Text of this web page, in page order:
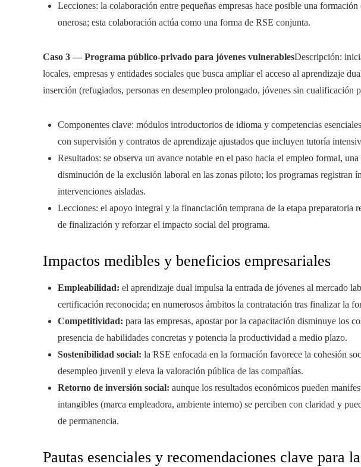
Lecciones: la colaboración entre pequeñas empresas hace posible una
onerosa; esta colaboración actúa como una forma de RSE conjunta.
Caso 3 — Programa público-privado para jóvenes vulnerablesDescripción:
locales, empresas y entidades sociales que busca ampliar el acceso al aprendizaje
inserción (refugiados, personas en desempleo prolongado, jóvenes sin cualificación
Componentes clave: módulos introductorios de idioma y competencias
con supervisión y contratos de aprendizaje ajustados que incluyen tutoría
Resultados: se observa un avance notable en el paso hacia el empleo formal,
disminución de la exclusión laboral en las zonas piloto; los programas registran
intervenciones aisladas.
Lecciones: el apoyo integral y la financiación temprana de la etapa preparatoria
de finalización y reforzar el impacto social del programa.
Impactos medibles y beneficios empresariales
Empleabilidad: el aprendizaje dual impulsa la entrada de jóvenes al mercado
certificación reconocida; en numerosos ámbitos la contratación tras finalizar la
Competitividad: para las empresas, apostar por la capacitación disminuye los
presencia de habilidades concretas y potencia la productividad a medio plazo.
Sostenibilidad social: la RSE enfocada en la formación favorece la cohesión
desempleo juvenil y eleva la valoración pública de las compañías.
Retorno de inversión social: aunque los resultados económicos pueden
intangibles (marca empleadora, ambiente interno) se perciben con claridad y
de permanencia.
Pautas esenciales y recomendaciones clave para